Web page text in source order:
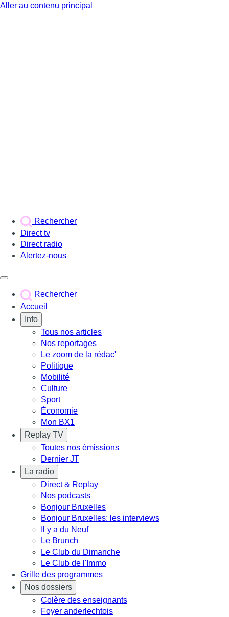
Aller au contenu principal
Rechercher
Direct tv
Direct radio
Alertez-nous
Rechercher
Accueil
Info
Tous nos articles
Nos reportages
Le zoom de la rédac'
Politique
Mobilité
Culture
Sport
Économie
Mon BX1
Replay TV
Toutes nos émissions
Dernier JT
La radio
Direct & Replay
Nos podcasts
Bonjour Bruxelles
Bonjour Bruxelles: les interviews
Il y a du Neuf
Le Brunch
Le Club du Dimanche
Le Club de l'Immo
Grille des programmes
Nos dossiers
Colère des enseignants
Foyer anderlechtois